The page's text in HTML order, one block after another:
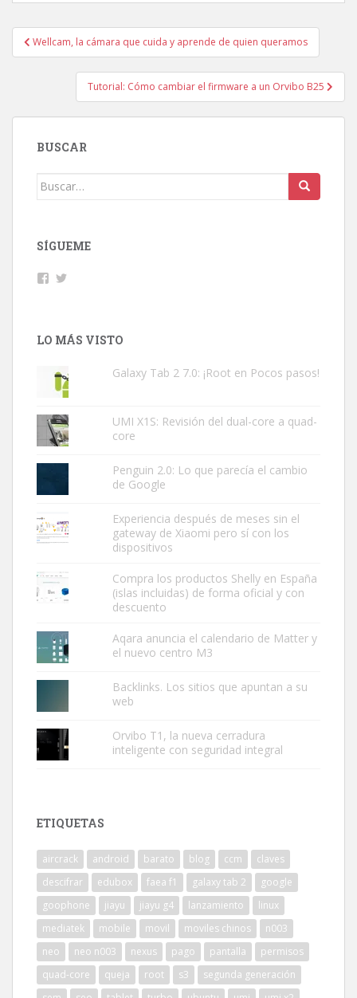
Navegación
de
entradas
Wellcam, la cámara que cuida y aprende de quien queramos
Tutorial: Cómo cambiar el firmware a un Orvibo B25
BUSCAR
Buscar:
SÍGUEME
Facebook
LO MÁS VISTO
Galaxy Tab 2 7.0: ¡Root en Pocos pasos!
UMI X1S: Revisión del dual-core a quad-
core
Penguin 2.0: Lo que parecía el cambio
de Google
Experiencia después de meses sin el
gateway de Xiaomi pero sí con los
dispositivos
Compra los productos Shelly en España
(islas incluidas) de forma oficial y con
descuento
Aqara anuncia el calendario de Matter y
el nuevo centro M3
Backlinks. Los sitios que apuntan a su
web
Orvibo T1, la nueva cerradura
inteligente con seguridad integral
ETIQUETAS
aircrack android barato blog ccm
claves
descifrar
edubox faea f1 galaxy tab 2
google
goophone
jiayu jiayu g4 lanzamiento
linux
mediatek
mobile movil moviles chinos
n003
neo
neo n003 nexus pago pantalla
permisos
quad-core
queja root s3
segunda generación